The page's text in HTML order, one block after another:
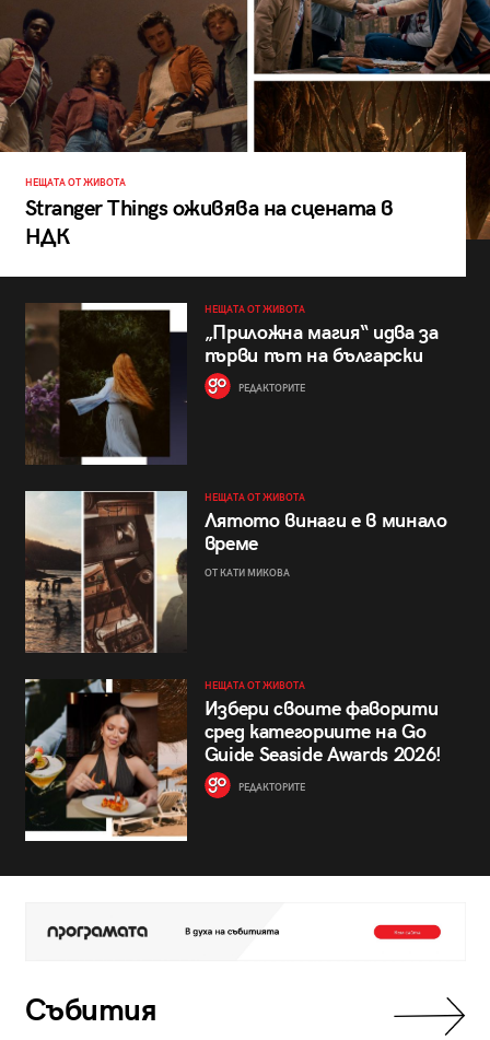
НЕЩАТА ОТ ЖИВОТА
Stranger Things оживява на сцената в
НДК
НЕЩАТА ОТ ЖИВОТА
„Приложна магия“ идва за
първи път на български
РЕДАКТОРИТЕ
НЕЩАТА ОТ ЖИВОТА
Лятото винаги е в минало
време
ОТ КАТИ МИКОВА
НЕЩАТА ОТ ЖИВОТА
Избери своите фаворити
сред категориите на Go
Guide Seaside Awards 2026!
РЕДАКТОРИТЕ
Събития